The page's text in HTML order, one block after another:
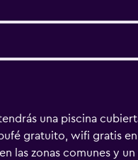
una piscina
gratuito, wifi gratis
las zonas comunes y